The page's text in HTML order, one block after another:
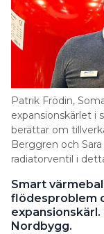
Patrik Frödin,
expansionskärlet i
berättar om
Berggren och
radiatorventil i
Smart
flödesproblem
Nordbygg.